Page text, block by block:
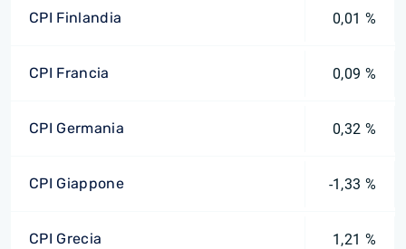
CPI Finlandia 0,01 %
CPI Francia 0,09 %
CPI Germania 0,32 %
CPI Giappone -1,33 %
CPI Grecia 1,21 %